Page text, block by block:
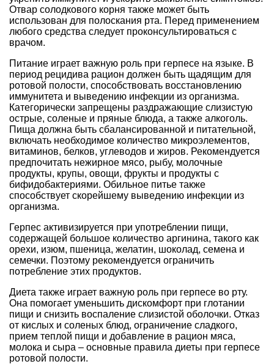
Отвар солодкового корня также может быть
использован для полоскания рта. Перед применением
любого средства следует проконсультироваться с
врачом.
Питание играет важную роль при герпесе на языке. В
период рецидива рацион должен быть щадящим для
ротовой полости, способствовать восстановлению
иммунитета и выведению инфекции из организма.
Категорически запрещены раздражающие слизистую
острые, соленые и пряные блюда, а также алкоголь.
Пища должна быть сбалансированной и питательной,
включать необходимое количество микроэлементов,
витаминов, белков, углеводов и жиров. Рекомендуется
предпочитать нежирное мясо, рыбу, молочные
продукты, крупы, овощи, фрукты и продукты с
бифидобактериями. Обильное питье также
способствует скорейшему выведению инфекции из
организма.
Герпес активизируется при употреблении пищи,
содержащей большое количество аргинина, такого как
орехи, изюм, пшеница, желатин, шоколад, семена и
семечки. Поэтому рекомендуется ограничить
потребление этих продуктов.
Диета также играет важную роль при герпесе во рту.
Она помогает уменьшить дискомфорт при глотании
пищи и снизить воспаление слизистой оболочки. Отказ
от кислых и соленых блюд, ограничение сладкого,
прием теплой пищи и добавление в рацион мяса,
молока и сыра – основные правила диеты при герпесе
ротовой полости.